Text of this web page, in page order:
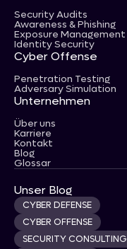
Security Audits
Awareness & Phishing
Exposure Management
Identity Security
Cyber Offense
Penetration Testing
Adversary Simulation
Unternehmen
Über uns
Karriere
Kontakt
Blog
Glossar
Unser Blog
CYBER DEFENSE
CYBER OFFENSE
SECURITY CONSULTING